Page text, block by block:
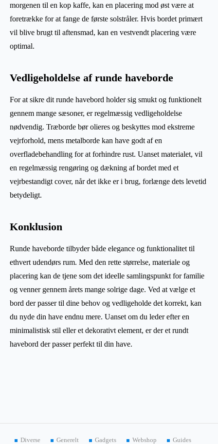
morgenen til en kop kaffe, kan en placering mod øst være at
foretrække for at fange de første solstråler. Hvis bordet primært
vil blive brugt til aftensmad, kan en vestvendt placering være
optimal.
Vedligeholdelse af runde haveborde
For at sikre dit runde havebord holder sig smukt og funktionelt
gennem mange sæsoner, er regelmæssig vedligeholdelse
nødvendig. Træborde bør olieres og beskyttes mod ekstreme
vejrforhold, mens metalborde kan have godt af en
overfladebehandling for at forhindre rust. Uanset materialet, vil
en regelmæssig rengøring og dækning af bordet med et
vejrbestandigt cover, når det ikke er i brug, forlænge dets levetid
betydeligt.
Konklusion
Runde haveborde tilbyder både elegance og funktionalitet til
ethvert udendørs rum. Med den rette størrelse, materiale og
placering kan de tjene som det ideelle samlingspunkt for familie
og venner gennem årets mange solrige dage. Ved at vælge et
bord der passer til dine behov og vedligeholde det korrekt, kan
du nyde din have endnu mere. Uanset om du leder efter en
minimalistisk stil eller et dekorativt element, er der et rundt
havebord der passer perfekt til din have.
Diverse Generelt Gadgets Webshop Guides